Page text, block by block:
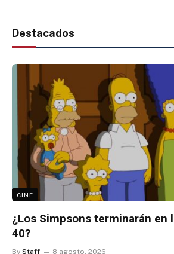
Destacados
CINE
¿Los Simpsons terminarán en
40?
By Staff 8 agosto, 2026